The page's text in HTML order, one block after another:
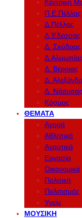
Κεντρική
Π.Ε.Πέλλας
Δ.Πέλλας
Δ.Έδεσσας
Δ. Σκύδρας
Δ.Αλμωπίας
Δ. Βέροιας
Δ.
Δ. Νάουσας
Κόσμος
ΘΈΜΑΤΑ
Αγορά
Αθλητικά
Αγροτικά
Εργασία
Οικονομικά
Πολιτική
Πολιτισμός
Υγεία
ΜΟΥΣΙΚΉ